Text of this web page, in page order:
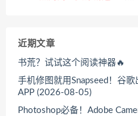
近期文章
书荒？试试这个阅读神器🔥
手机修图就用Snapseed！谷
APP (2026-08-05)
Photoshop必备！Adobe